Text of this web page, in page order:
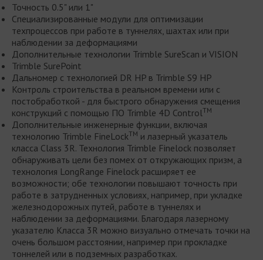
Точность 0.5" или 1"
Специализированные модули для оптимизации
техпроцессов при работе в туннелях, шахтах или при
наблюдении за деформациями
Дополнительные технологии Trimble SureScan и VISION
Trimble SurePoint
Дальномер с технологией DR HP в Trimble S9 HP
Контроль строительства в реальном времени или с
постобработкой - для быстрого обнаружения смещения
конструкций с помощью ПО Trimble 4D ControlTM
Дополнительные инженерные функции, включая
технологию Trimble FineLockTM и лазерный указатель
класса Class 3R. Технология Trimble Finelock позволяет
обнаруживать цели без помех от откружающих призм, а
технология LongRange Finelock расширяет ее
возможности; обе технологии повышают точность при
работе в затрудненных условиях, например, при укладке
железнодорожных путей, работе в туннелях и
наблюдении за деформациями. Благодаря лазерному
указателю Класса 3R можно визуально отмечать точки на
очень большом расстоянии, например при прокладке
тоннелей или в подземных разработках.